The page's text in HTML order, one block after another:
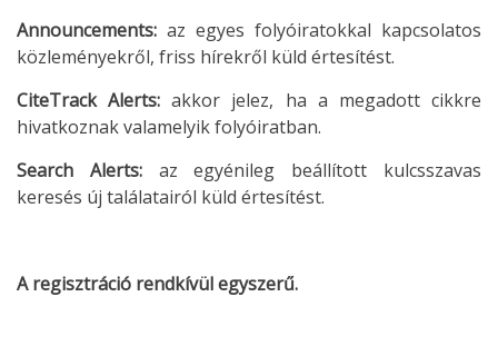
Announcements: az egyes folyóiratokkal kapcsolatos
közleményekről, friss hírekről küld értesítést.
CiteTrackAlerts:akkor jelez, ha a megadott cikkre
hivatkoznak valamelyik folyóiratban.
Search Alerts:az egyénileg beállított kulcsszavas
keresés új találatairól küld értesítést.
A regisztráció rendkívül egyszerű.